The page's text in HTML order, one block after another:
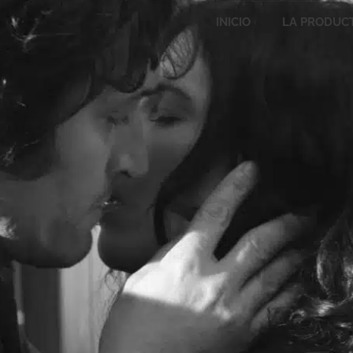
INICIO LA